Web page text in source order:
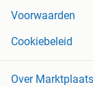
Voorwaarden
Cookiebeleid
Over Marktplaats